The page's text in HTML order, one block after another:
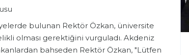
bulunan Rektör Özkan, üniversite
olması gerektiğini vurguladı. Akdeniz
bahseden Rektör Özkan, "Lütfen